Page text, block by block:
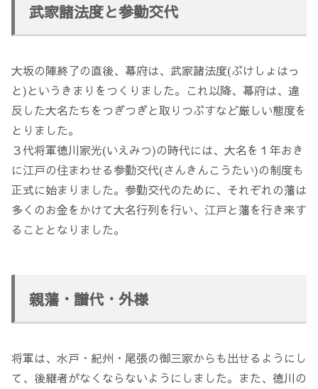
武家諸法度と参勤交代
大坂の陣終了の直後、幕府は、武家諸法度(ぶけしょはっ
と)というきまりをつくりました。これ以降、幕府は、違
反した大名たちをつぎつぎと取りつぶすなど厳しい態度を
とりました。
３代将軍徳川家光(いえみつ)の時代には、大名を１年おき
に江戸の住まわせる参勤交代(さんきんこうたい)の制度も
正式に始まりました。参勤交代のために、それぞれの藩は
多くのお金をかけて大名行列を行い、江戸と藩を行き来す
ることとなりました。
親藩・譜代・外様
将軍は、水戸・紀州・尾張の御三家からも出せるようにし
て、後継者がなくならないようにしました。また、徳川の